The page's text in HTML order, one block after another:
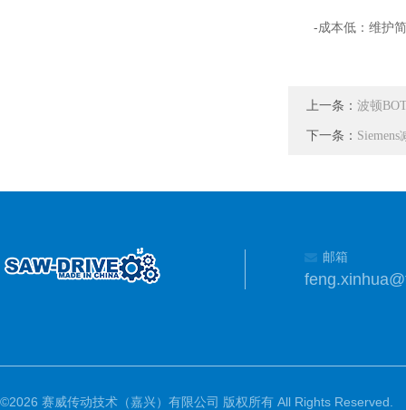
-成本低：维护简
上一条： 波顿
下一条：
邮箱
©2026 赛威传动技术（嘉兴）有限公司 版权所有 All Rights Reserved.